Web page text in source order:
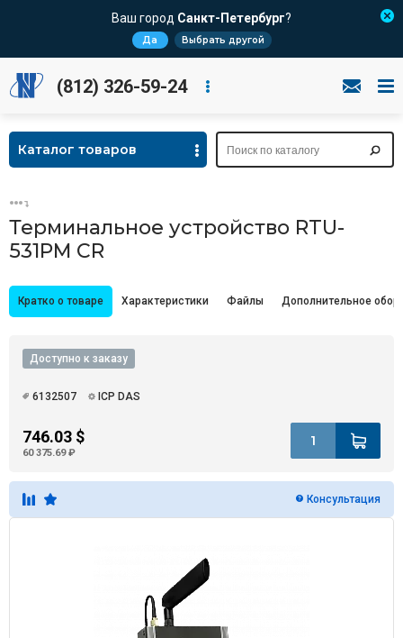
Ваш город Санкт-Петербург?
Да Выбрать другой
(812) 326-59-24
Каталог товаров
Терминальное устройство RTU-
531PM CR
Кратко о товаре Характеристики Файлы Дополнительное
Доступно к заказу
6132507 ICP DAS
746.03 $
60 375.69 ₽
Консультация